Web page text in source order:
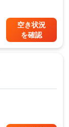
空き状況
を確認